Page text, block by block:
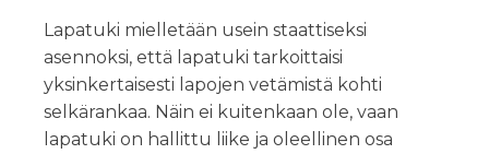
Lapatuki mielletään usein staattiseksi
asennoksi, että lapatuki tarkoittaisi
yksinkertaisesti lapojen vetämistä kohti
selkärankaa. Näin ei kuitenkaan ole, vaan
lapatuki on hallittu liike ja oleellinen osa